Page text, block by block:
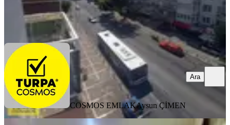
COSMOS EMLAKAysun ÇİMEN
COSMOS EMLAKAysun ÇİMEN
Ara